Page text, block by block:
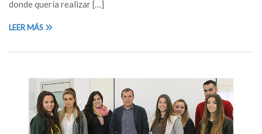
donde quería realizar […]
LEER MÁS